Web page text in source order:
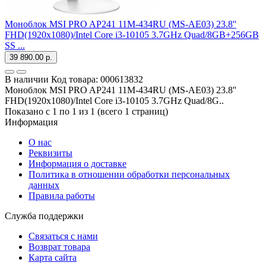
Моноблок MSI PRO AP241 11M-434RU (MS-AE03) 23.8''
FHD(1920x1080)/Intel Core i3-10105 3.7GHz Quad/8GB+256GB
SS ...
39 890.00 р.
В наличии Код товара: 000613832
Моноблок MSI PRO AP241 11M-434RU (MS-AE03) 23.8''
FHD(1920x1080)/Intel Core i3-10105 3.7GHz Quad/8G..
Показано с 1 по 1 из 1 (всего 1 страниц)
Информация
О нас
Реквизиты
Информация о доставке
Политика в отношении обработки персональных
данных
Правила работы
Служба поддержки
Связаться с нами
Возврат товара
Карта сайта